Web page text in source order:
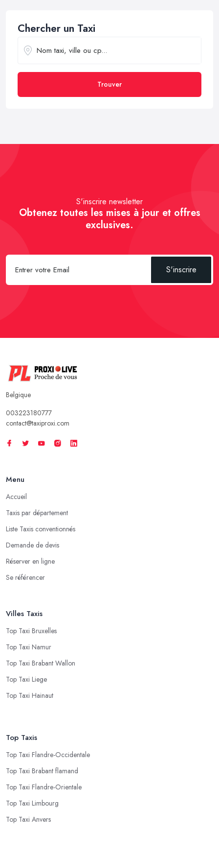
Chercher un Taxi
Trouver
S'inscrire newsletter
Obtenez toutes les mises à jour et offres
exclusives.
S'inscrire
Belgique
003223180777
contact@taxiproxi.com
Menu
Accueil
Taxis par département
Liste Taxis conventionnés
Demande de devis
Réserver en ligne
Se référencer
Villes Taxis
Top Taxi Bruxelles
Top Taxi Namur
Top Taxi Brabant Wallon
Top Taxi Liege
Top Taxi Hainaut
Top Taxis
Top Taxi Flandre-Occidentale
Top Taxi Brabant flamand
Top Taxi Flandre-Orientale
Top Taxi Limbourg
Top Taxi Anvers